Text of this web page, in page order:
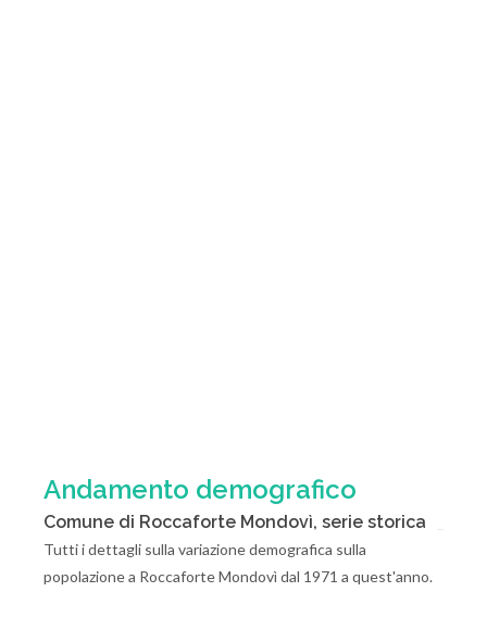
Andamento demografico
Comune di Roccaforte Mondovì, serie storica
Tutti i dettagli sulla variazione demografica sulla
popolazione a Roccaforte Mondovì dal 1971 a quest'anno.